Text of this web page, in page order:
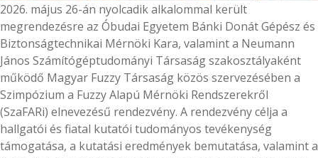
2026. május 26-án nyolcadik alkalommal került
megrendezésre az Óbudai Egyetem Bánki Donát Gépész és
Biztonságtechnikai Mérnöki Kara, valamint a Neumann
János Számítógéptudományi Társaság szakosztályaként
működő Magyar Fuzzy Társaság közös szervezésében a
Szimpózium a Fuzzy Alapú Mérnöki Rendszerekről
(SzaFARi) elnevezésű rendezvény. A rendezvény célja a
hallgatói és fiatal kutatói tudományos tevékenység
támogatása, a kutatási eredmények bemutatása, valamint a